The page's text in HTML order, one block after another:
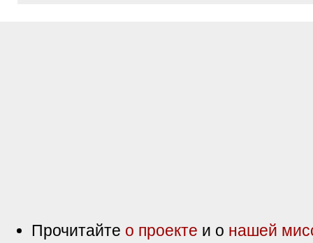
Прочитайте о проекте и о нашей